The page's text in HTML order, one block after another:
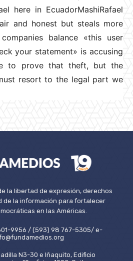
here in EcuadorMashiRafael
and honest but steals more
balance «this user
your statement» is accusing
to prove that theft, but the
resort to the legal part we
la libertad de expresión, derechos
de la información para fortalecer
en las Américas.
9956 / (593) 98 767-5305/ e-
N3-30 e Iñaquito, Edificio